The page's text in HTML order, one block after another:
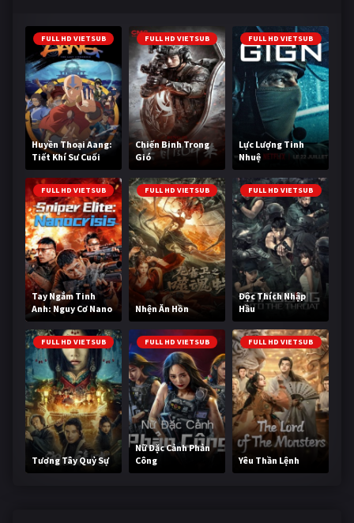
FULL HD VIETSUB
Huyền Thoại Aang:
Tiết Khí Sư Cuối
Cùng
FULL HD VIETSUB
Chiến Binh Trong
Gió
FULL HD VIETSUB
Lực Lượng Tinh
Nhuệ
FULL HD VIETSUB
Tay Ngắm Tinh
Anh: Nguy Cơ Nano
FULL HD VIETSUB
Nhện Ăn Hồn
FULL HD VIETSUB
Độc Thích Nhập
Hầu
FULL HD VIETSUB
Tương Tây Quỷ Sự
FULL HD VIETSUB
Nữ Đặc Cảnh Phản
Công
FULL HD VIETSUB
Yêu Thần Lệnh